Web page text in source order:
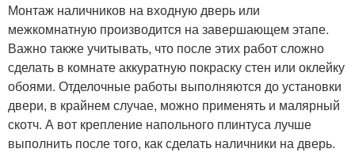
Монтаж наличников на входную дверь или
межкомнатную производится на завершающем этапе.
Важно также учитывать, что после этих работ сложно
сделать в комнате аккуратную покраску стен или оклейку
обоями. Отделочные работы выполняются до установки
двери, в крайнем случае, можно применять и малярный
скотч. А вот крепление напольного плинтуса лучше
выполнить после того, как сделать наличники на дверь.